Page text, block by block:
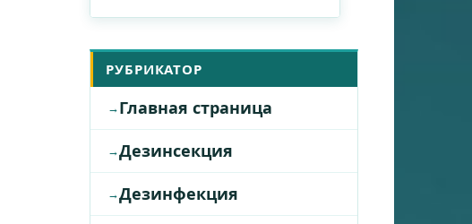
РУБРИКАТОР
Главная страница
Дезинсекция
Дезинфекция